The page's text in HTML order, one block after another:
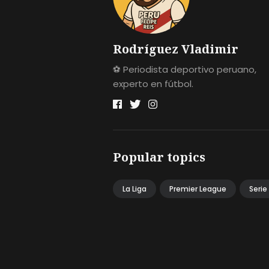
Rodríguez Vladimir
⚽ Periodista deportivo peruano,
experto en fútbol.
Popular topics
La Liga Premier League Serie